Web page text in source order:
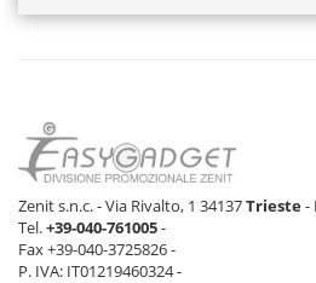
Zenit s.n.c. - Via Rivalto, 1 34137Trieste-
Tel.+39-040-761005-
Fax +39-040-3725826 -
P. IVA: IT01219460324 -